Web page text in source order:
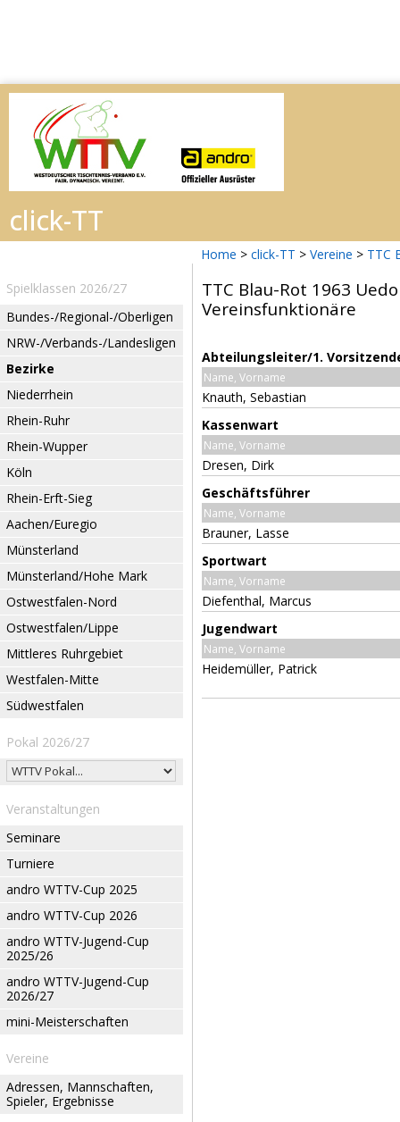
Home > click-TT > Vereine > TTC
Spielklassen 2026/27
Bundes-/Regional-/Oberligen
NRW-/Verbands-/Landesligen
Bezirke
Niederrhein
Rhein-Ruhr
Rhein-Wupper
Köln
Rhein-Erft-Sieg
Aachen/Euregio
Münsterland
Münsterland/Hohe Mark
Ostwestfalen-Nord
Ostwestfalen/Lippe
Mittleres Ruhrgebiet
Westfalen-Mitte
Südwestfalen
Pokal 2026/27
Veranstaltungen
Seminare
Turniere
andro WTTV-Cup 2025
andro WTTV-Cup 2026
andro WTTV-Jugend-Cup
2025/26
andro WTTV-Jugend-Cup
2026/27
mini-Meisterschaften
Vereine
Adressen, Mannschaften,
Spieler, Ergebnisse
TTC Blau-Rot 1963
Vereinsfunktionäre
Abteilungsleiter/1.
Name, Vorname
Knauth, Sebastian
Kassenwart
Name, Vorname
Dresen, Dirk
Geschäftsführer
Name, Vorname
Brauner, Lasse
Sportwart
Name, Vorname
Diefenthal, Marcus
Jugendwart
Name, Vorname
Heidemüller, Patrick